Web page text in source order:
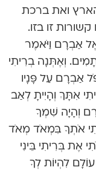
ואת ברכת
זו בזו.
אַבְרָם וַיֹּאמֶר
וְאֶתְּנָה בְרִיתִי
אַבְרָם עַל פָּנָיו
אִתָּךְ וְהָיִיתָ לְאַב
וְהָיָה שִׁמְךָ
אֹתְךָ בִּמְאֹד מְאֹד
אֶת בְּרִיתִי בֵּינִי
לִהְיוֹת לְךָ